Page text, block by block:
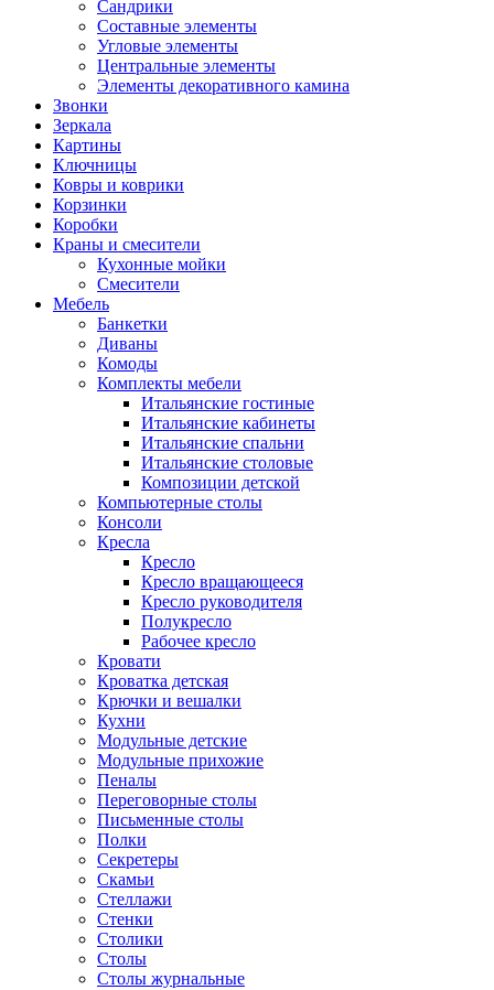
Сандрики
Составные элементы
Угловые элементы
Центральные элементы
Элементы декоративного камина
Звонки
Зеркала
Картины
Ключницы
Ковры и коврики
Корзинки
Коробки
Краны и смесители
Кухонные мойки
Смесители
Мебель
Банкетки
Диваны
Комоды
Комплекты мебели
Итальянские гостиные
Итальянские кабинеты
Итальянские спальни
Итальянские столовые
Композиции детской
Компьютерные столы
Консоли
Кресла
Кресло
Кресло вращающееся
Кресло руководителя
Полукресло
Рабочее кресло
Кровати
Кроватка детская
Крючки и вешалки
Кухни
Модульные детские
Модульные прихожие
Пеналы
Переговорные столы
Письменные столы
Полки
Секретеры
Скамьи
Стеллажи
Стенки
Столики
Столы
Столы журнальные